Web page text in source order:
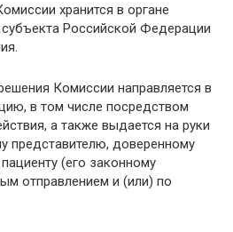
хранится в органе
субъекта Российской Федерации
Комиссии направляется в
в том числе посредством
а также выдается на руки
представителю, доверенному
(его законному
отправлением и (или) по